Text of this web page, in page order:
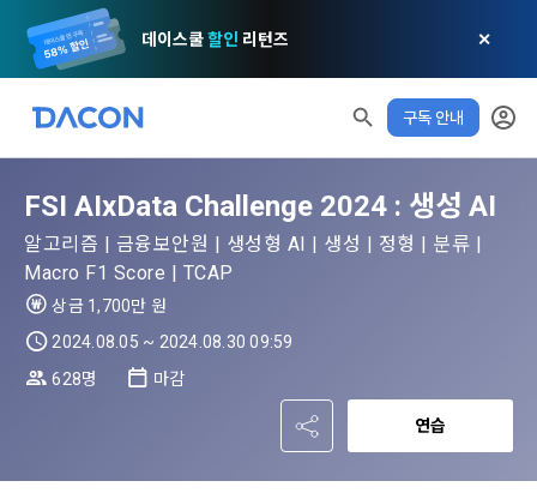
데이스쿨할인 리턴즈 ✕
구독 안내
알림0 모두 읽음 모두 삭제 닫기
✕ MY XP XP 안내
LEVEL 1
오늘의 XP
0 / 800
사용 XP
이용약관
제 1 조 (목적)
본 약관은 데이콘 주식회사(이하 “회사”)와 “회원” 간에 정보 서
비스를 이용하는 조건 및 절차에 관한 필요한 사항을 약속하여
규정하는 데 그 목적이 있다. “회원”은 모든 약관에 동의해야 하
며, 어떤 방식이든 본 서비스를 사용한다는 것은 “회원”이 본 약
관의 전부에 동의한다는 것을 의미하며 본 약관은 “회원”이 서비
개인정보 처리방침
데이콘 개인정보 처리방침
데이콘은 이용자 개인정보 보호를 여러 경영요소 가운데 최
마케팅 정보 수신 동의
1. 광고성 정보의 이용목적
DACON이 제공하는 이용자 맞춤형 서비스 및 상품 추천, 각종
경품 행사, 이벤트, 경진대회 홍보 목적 등의 광고성 정보를 전자
FSI AIxData Challenge 2024 : 생성 AI
알고리즘 | 금융보안원 | 생성형 AI | 생성 | 정형 | 분류 |
Macro F1 Score | TCAP
상금 1,700만 원
2024.08.05 ~ 2024.08.30 09:59
628명
마감
연습